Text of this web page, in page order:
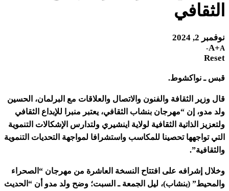
الثقافي
نوفمبر 2, 2024
A+A-
Reset
قبس ـ نواكشوط.
قال وزير الثقافة والفنون والاتصال والعلاقات مع البرلمان، الحسين
ولد مدو، إن “مهرجان بنشاب الثقافي، يعتبر منبرا للإبداع الثقافي
ولتعزيز الذاتية الثقافية لولاية اينشيري ولتدارس الإشكالات التنموية
التي تواجهها تحصينا للمكاسب واستشرافا لمواجهة التحديات التنموية
والثقافية”.
وخلال إشرافه على افتتاح النسخة العاشرة من مهرجان “الصحراء
والمحيط” (بنشاب)، ليل الجمعة ـ السبت؛ وضح ولد مدو أن “الحديث